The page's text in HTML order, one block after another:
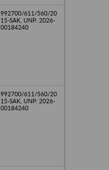
992700/611/560/20
15-SAK, UNP: 2026-
00184240
992700/611/560/20
15-SAK, UNP: 2026-
00184240